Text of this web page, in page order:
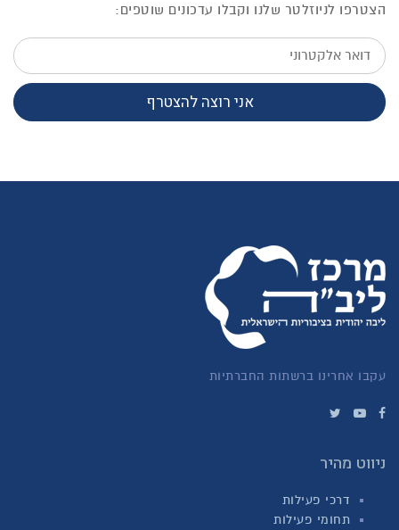
הצטרפו לניוזלטר שלנו וקבלו עדכונים שוטפים:
דואר
אלקטרוני
אני רוצה להצטרף
עקבו אחרינו ברשתות החברתיות
ניווט מהיר
דרכי פעילות
תחומי פעילות